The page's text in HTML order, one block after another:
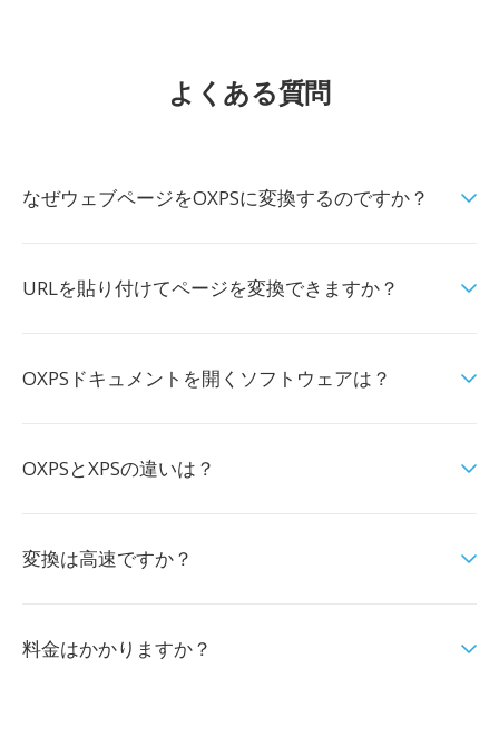
よくある質問
なぜウェブページをOXPSに変換するのですか？
URLを貼り付けてページを変換できますか？
OXPSドキュメントを開くソフトウェアは？
OXPSとXPSの違いは？
変換は高速ですか？
料金はかかりますか？